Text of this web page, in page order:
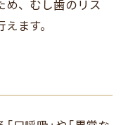
め、むし歯のリス
ます。